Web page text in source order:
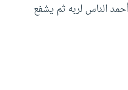
الناس لربه ثم يشفع